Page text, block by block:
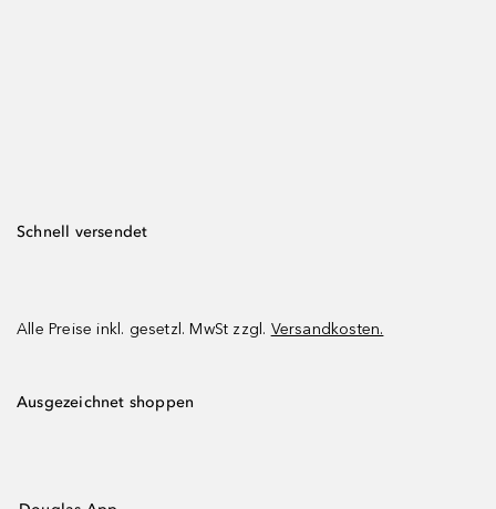
Schnell versendet
Alle Preise inkl. gesetzl. MwSt zzgl. Versandkosten.
Ausgezeichnet shoppen